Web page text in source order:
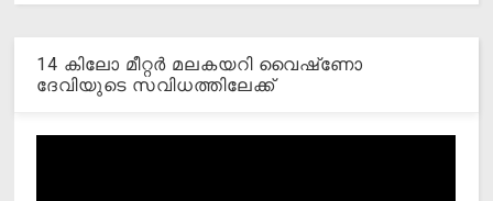
14 കിലോ മീറ്റര്‍ മലകയറി വൈഷ്‌ണോ
ദേവിയുടെ സവിധത്തിലേക്ക്